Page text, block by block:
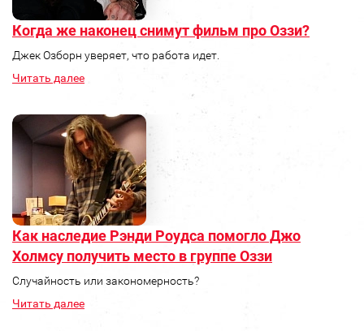
Когда же наконец снимут фильм про Оззи?
Джек Озборн уверяет, что работа идет.
Читать далее
Как наследие Рэнди Роудса помогло Джо
Холмсу получить место в группе Оззи
Случайность или закономерность?
Читать далее